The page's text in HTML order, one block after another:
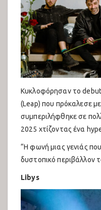
Κυκλοφόρησαν το
(Leap) που πρόκαλεσε
συμπεριλήφθηκε σε
2025 χτίζοντας ένα
“Η φωνή μιας γενιάς
δυστοπικό περιβάλλον
Libys